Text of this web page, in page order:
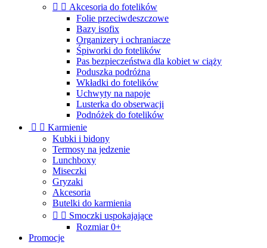
  Akcesoria do fotelików
Folie przeciwdeszczowe
Bazy isofix
Organizery i ochraniacze
Śpiworki do fotelików
Pas bezpieczeństwa dla kobiet w ciąży
Poduszka podróżna
Wkładki do fotelików
Uchwyty na napoje
Lusterka do obserwacji
Podnóżek do fotelików
  Karmienie
Kubki i bidony
Termosy na jedzenie
Lunchboxy
Miseczki
Gryzaki
Akcesoria
Butelki do karmienia
  Smoczki uspokajające
Rozmiar 0+
Promocje